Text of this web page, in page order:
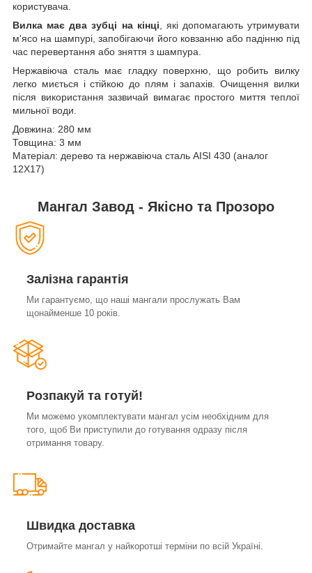
користувача.
Вилка має два зубці на кінці, які допомагають утримувати
м'ясо на шампурі, запобігаючи його ковзанню або падінню під
час перевертання або зняття з шампура.
Нержавіюча сталь має гладку поверхню, що робить вилку
легко миється і стійкою до плям і запахів. Очищення вилки
після використання зазвичай вимагає простого миття теплої
мильної води.
Довжина: 280 мм
Товщина: 3 мм
Матеріал: дерево та нержавіюча сталь AISI 430 (аналог
12Х17)
Мангал Завод - Якісно та Прозоро
Залізна гарантія
Ми гарантуємо, що наші мангали прослужать Вам
щонайменше 10 років.
Розпакуй та готуй!
Ми можемо укомплектувати мангал усім необхідним для
того, щоб Ви приступили до готування одразу після
отримання товару.
Швидка доставка
Отримайте мангал у найкоротші терміни по всій Україні.